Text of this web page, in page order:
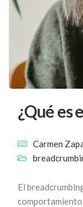
¿Qué es
Carmen
El